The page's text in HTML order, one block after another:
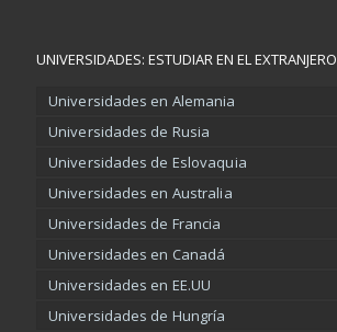
UNIVERSIDADES: ESTUDIAR EN EL EXTRANJERO
Universidades en Alemania
Universidades de Rusia
Universidades de Eslovaquia
Universidades en Australia
Universidades de Francia
Universidades en Canadá
Universidades en EE.UU
Universidades de Hungría